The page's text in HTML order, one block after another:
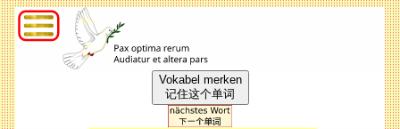
Vokabel merken
记住这个单词